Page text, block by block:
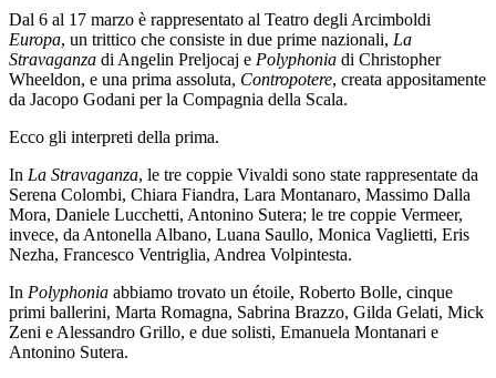
Dal 6 al 17 marzo è rappresentato al Teatro degli Arcimboldi
Europa, un trittico che consiste in due prime nazionali, La
Stravaganza di Angelin Preljocaj e Polyphonia di Christopher
Wheeldon, e una prima assoluta, Contropotere, creata appositamente
da Jacopo Godani per la Compagnia della Scala.
Ecco gli interpreti della prima.
In La Stravaganza, le tre coppie Vivaldi sono state rappresentate da
Serena Colombi, Chiara Fiandra, Lara Montanaro, Massimo Dalla
Mora, Daniele Lucchetti, Antonino Sutera; le tre coppie Vermeer,
invece, da Antonella Albano, Luana Saullo, Monica Vaglietti, Eris
Nezha, Francesco Ventriglia, Andrea Volpintesta.
In Polyphonia abbiamo trovato un étoile, Roberto Bolle, cinque
primi ballerini, Marta Romagna, Sabrina Brazzo, Gilda Gelati, Mick
Zeni e Alessandro Grillo, e due solisti, Emanuela Montanari e
Antonino Sutera.